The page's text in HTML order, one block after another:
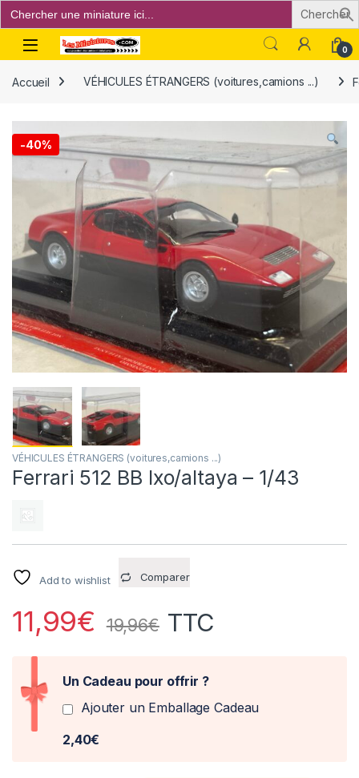
Search
for:
Open 0
Accueil VÉHICULES ÉTRANGERS (voitures,camions ...)
-40%
VÉHICULES ÉTRANGERS (voitures,camions ...)
Ferrari 512 BB Ixo/altaya – 1/43
Add to wishlist Comparer
11,99€ 19,96€ TTC
Un Cadeau pour offrir ?
Ajouter un Emballage Cadeau
2,40€